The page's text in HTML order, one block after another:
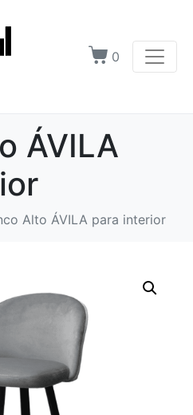
0
ÁVILA
Alto ÁVILA para interior